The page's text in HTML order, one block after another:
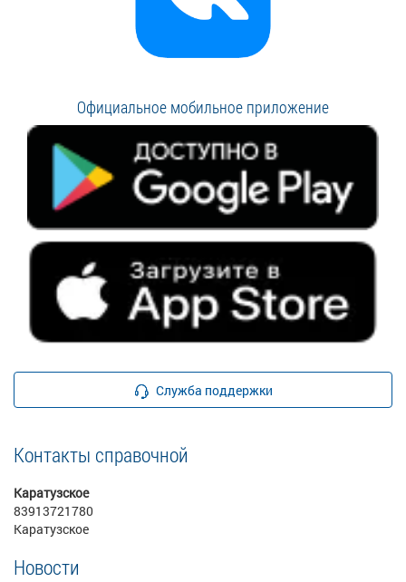
Официальное мобильное приложение
Служба поддержки
Контакты справочной
Каратузское
83913721780
Каратузское
Новости